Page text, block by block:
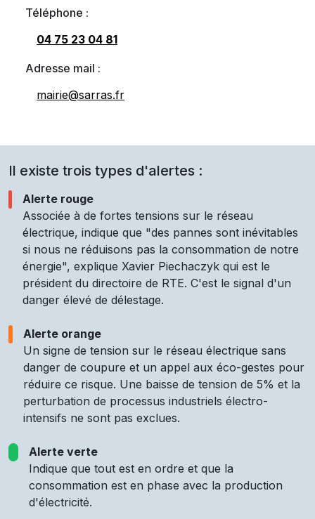
Téléphone :
04 75 23 04 81
Adresse mail :
mairie@sarras.fr
Il existe trois types d'alertes :
Alerte rouge
Associée à de fortes tensions sur le réseau
électrique, indique que "des pannes sont inévitables
si nous ne réduisons pas la consommation de notre
énergie", explique Xavier Piechaczyk qui est le
président du directoire de RTE. C'est le signal d'un
danger élevé de délestage.
Alerte orange
Un signe de tension sur le réseau électrique sans
danger de coupure et un appel aux éco-gestes pour
réduire ce risque. Une baisse de tension de 5% et la
perturbation de processus industriels électro-
intensifs ne sont pas exclues.
Alerte verte
Indique que tout est en ordre et que la
consommation est en phase avec la production
d'électricité.